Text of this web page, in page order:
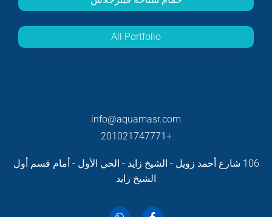
All Portfolio
info@aquamasr.com
+201021747771
106 شارع أحمد زويل - الشيخ زايد - الحي الأول - أمام قسم أول
الشيخ زايد